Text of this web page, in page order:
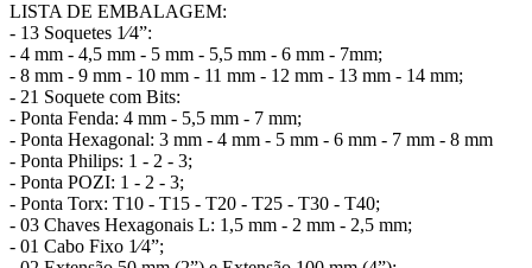
LISTA DE EMBALAGEM:
- 13 Soquetes 1⁄4”:
- 4 mm - 4,5 mm - 5 mm - 5,5 mm - 6 mm - 7mm;
- 8 mm - 9 mm - 10 mm - 11 mm - 12 mm - 13 mm - 14 mm;
- 21 Soquete com Bits:
- Ponta Fenda: 4 mm - 5,5 mm - 7 mm;
- Ponta Hexagonal: 3 mm - 4 mm - 5 mm - 6 mm - 7 mm - 8 mm
- Ponta Philips: 1 - 2 - 3;
- Ponta POZI: 1 - 2 - 3;
- Ponta Torx: T10 - T15 - T20 - T25 - T30 - T40;
- 03 Chaves Hexagonais L: 1,5 mm - 2 mm - 2,5 mm;
- 01 Cabo Fixo 1⁄4”;